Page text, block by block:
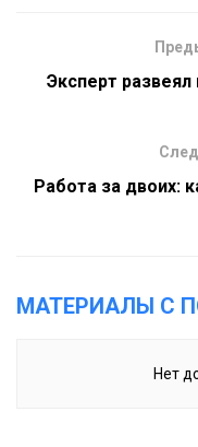
Эксперт
Работа за двоих:
МАТЕРИАЛЫ С
Нет